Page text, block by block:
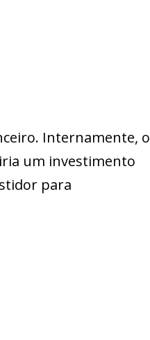
Internamente, o
um investimento
para